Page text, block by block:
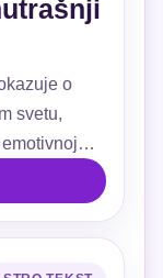
o
svetu,